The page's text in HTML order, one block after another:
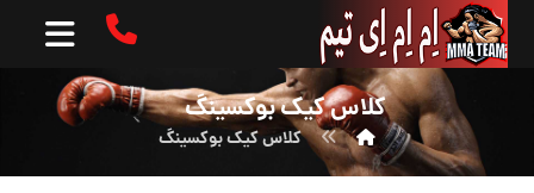
کلاس کیک بوکسینگ
کلاس کیک بوکسینگ